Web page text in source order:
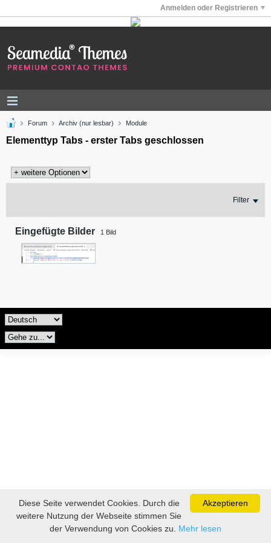
Anmelden oder Registrieren
Forum Archiv (nur lesbar) Module
Elementtyp Tabs - erster Tabs geschlossen
Filter
Eingefügte Bilder 1 Bild
Akzeptieren
Diese Seite verwendet Cookies. Durch die
weitere Nutzung der Webseite stimmen Sie
der Verwendung von Cookies zu. Mehr lesen